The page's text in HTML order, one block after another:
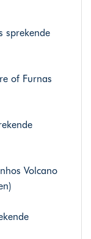
sprekende
of Furnas
Volcano